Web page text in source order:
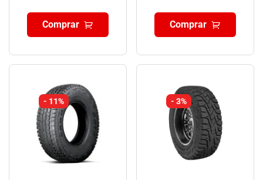
Comprar Comprar
- 11% - 3%